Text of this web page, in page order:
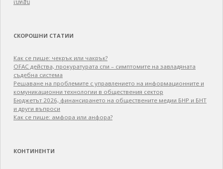
เบทฮับ
СКОРОШНИ СТАТИИ
Как се пише: чекрък или чакрък?
OFAC действа, прокуратурата спи – симптомите на завладяната
съдебна система
Решаване на проблемите с управлението на информационните и
комуникационни технологии в обществения сектор
Бюджетът 2026, финансирането на обществените медии БНР и БНТ
и други въпроси
Как се пише: амфора или анфора?
КОНТИНЕНТИ